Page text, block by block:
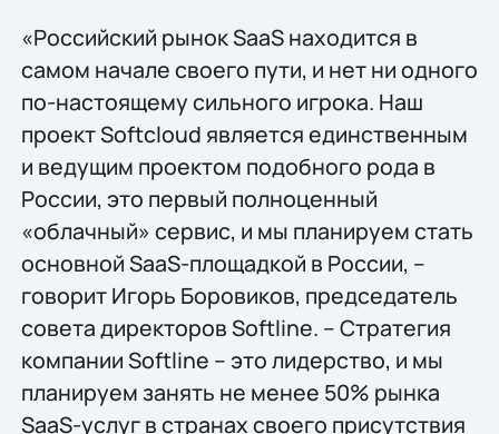
«Российский рынок SaaS находится в
самом начале своего пути, и нет ни одного
по-настоящему сильного игрока. Наш
проект Softcloud является единственным
и ведущим проектом подобного рода в
России, это первый полноценный
«облачный» сервис, и мы планируем стать
основной SaaS-площадкой в России, –
говорит Игорь Боровиков, председатель
совета директоров Softline. – Стратегия
компании Softline – это лидерство, и мы
планируем занять не менее 50% рынка
SaaS-услуг в странах своего присутствия